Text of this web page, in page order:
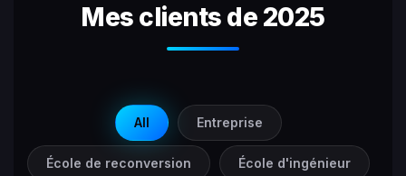
Mes clients de 2025
All Entreprise
École de reconversion École d'ingénieur